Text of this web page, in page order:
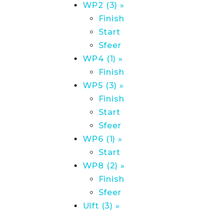
WP2 (3) »
Finish
Start
Sfeer
WP4 (1) »
Finish
WP5 (3) »
Finish
Start
Sfeer
WP6 (1) »
Start
WP8 (2) »
Finish
Sfeer
Ulft (3) »